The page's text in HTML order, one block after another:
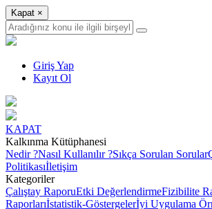
Kapat ×
Giriş Yap
Kayıt Ol
KAPAT
Kalkınma Kütüphanesi
Nedir ?Nasıl Kullanılır ?Sıkça Sorulan Sorular
Politikasıİletişim
Kategoriler
Çalıştay RaporuEtki DeğerlendirmeFizibilite
Raporlarıİstatistik-Göstergelerİyi Uygulama